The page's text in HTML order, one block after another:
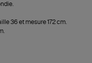
36 et mesure 172 cm.